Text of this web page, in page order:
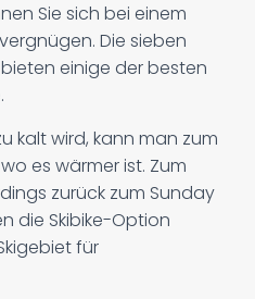
Sie sich bei einem
Die sieben
einige der besten
kalt wird, kann man zum
es wärmer ist. Zum
zurück zum Sunday
die Skibike-Option
für